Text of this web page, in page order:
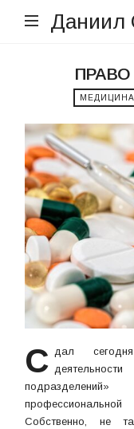
Даниил
МЕДИЦИНА
С дал
Собственно, не